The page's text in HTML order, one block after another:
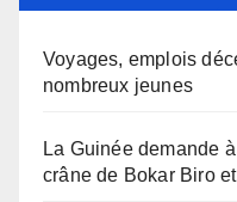
Voyages, emplois
nombreux jeunes
La Guinée demande
crâne de Bokar Biro